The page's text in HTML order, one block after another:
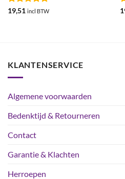
Gewaardeerd
19,51 incl BTW
KLANTENSERVICE
Algemene voorwaarden
Bedenktijd & Retourneren
Contact
Garantie & Klachten
Herroepen